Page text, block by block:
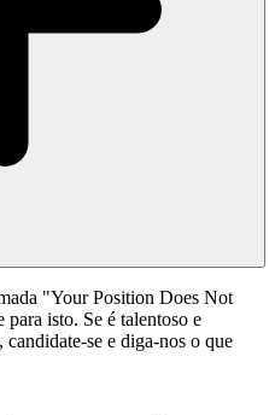
"Your Position Does Not
isto. Se é talentoso e
se e diga-nos o que